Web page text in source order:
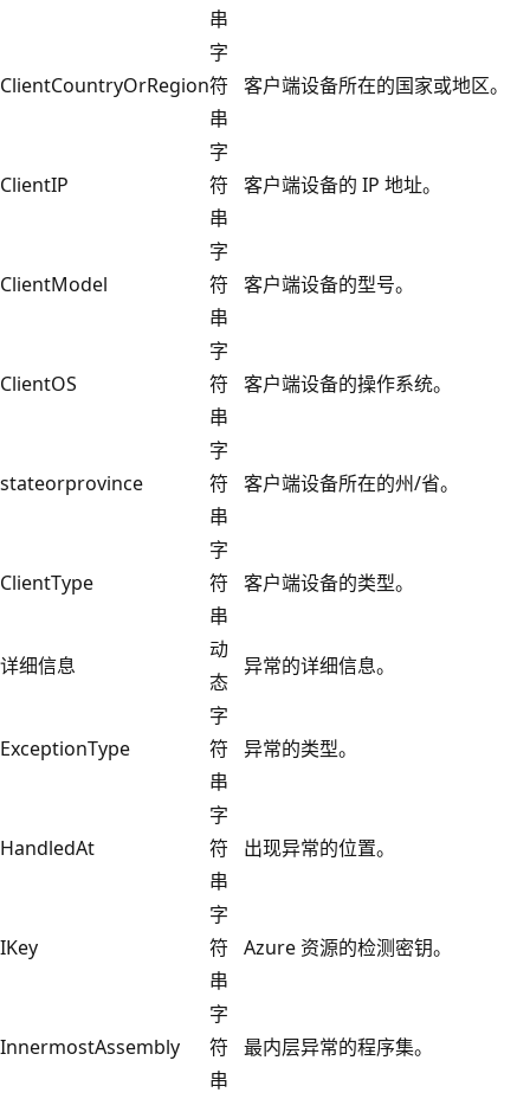
串
ClientCountryOrRegion
字
符
串
客户端设备所在的国家或地区。
ClientIP
字
符
串
客户端设备的 IP 地址。
ClientModel
字
符
串
客户端设备的型号。
ClientOS
字
符
串
客户端设备的操作系统。
stateorprovince
字
符
串
客户端设备所在的州/省。
ClientType
字
符
串
客户端设备的类型。
详细信息
动
态
异常的详细信息。
ExceptionType
字
符
串
异常的类型。
HandledAt
字
符
串
出现异常的位置。
IKey
字
符
串
Azure 资源的检测密钥。
InnermostAssembly
字
符
串
最内层异常的程序集。